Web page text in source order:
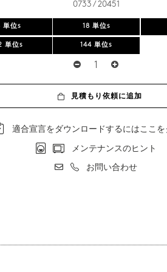
0733 / 20451
単位s 18 単位s
単位s 144 単位s
見積もり依頼に追加
適合宣言をダウンロードするにはここを
メンテナンスのヒント
お問い合わせ